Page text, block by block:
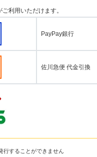
利用いただけます。
PayPay銀行
佐川急便 代金引換
行することができません